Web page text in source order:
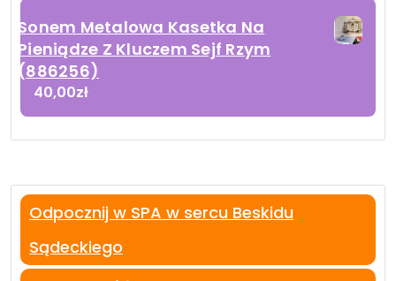
Sonem Metalowa Kasetka Na
Pieniądze Z Kluczem Sejf Rzym
(886256)
40,00zł
Odpocznij w SPA w sercu Beskidu
Sądeckiego